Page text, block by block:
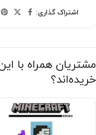
اشتراک گذاری:
مشتریان همراه با
خریده‌اند؟